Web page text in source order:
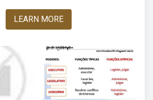
LEARN MORE